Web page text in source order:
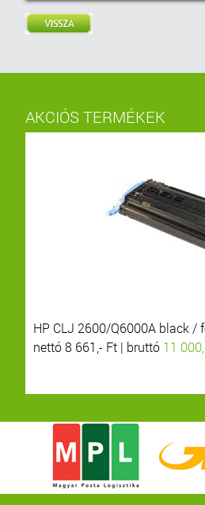
AKCIÓS TERMÉKEK
HP CLJ 2600/Q6000A black /
nettó 8 661,- Ft | bruttó 11